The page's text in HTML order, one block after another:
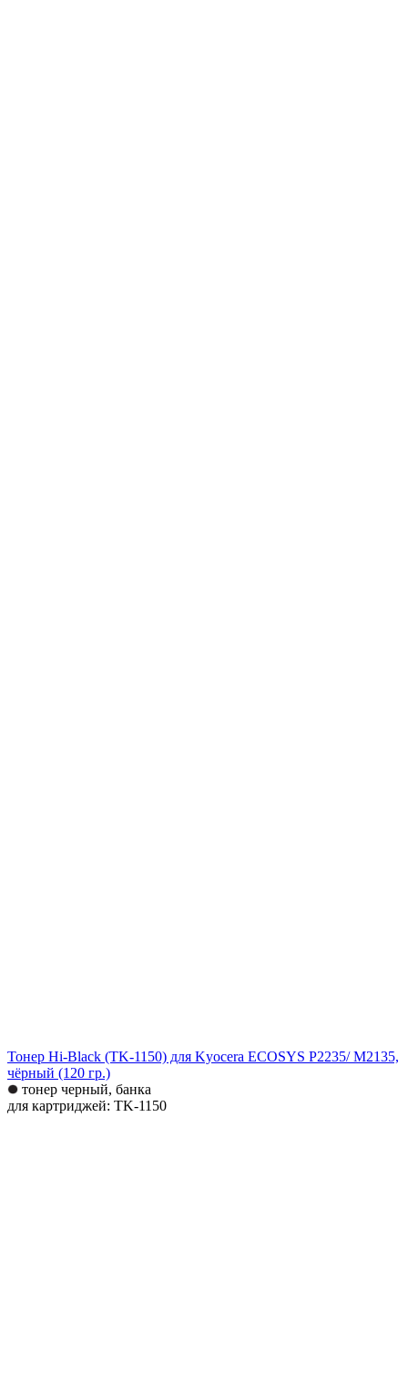
Тонер Hi-Black (TK-1150) для Kyocera ECOSYS P2235/ M2135,
чёрный (120 гр.)
тонер черный, банка
для картриджей: TK-1150